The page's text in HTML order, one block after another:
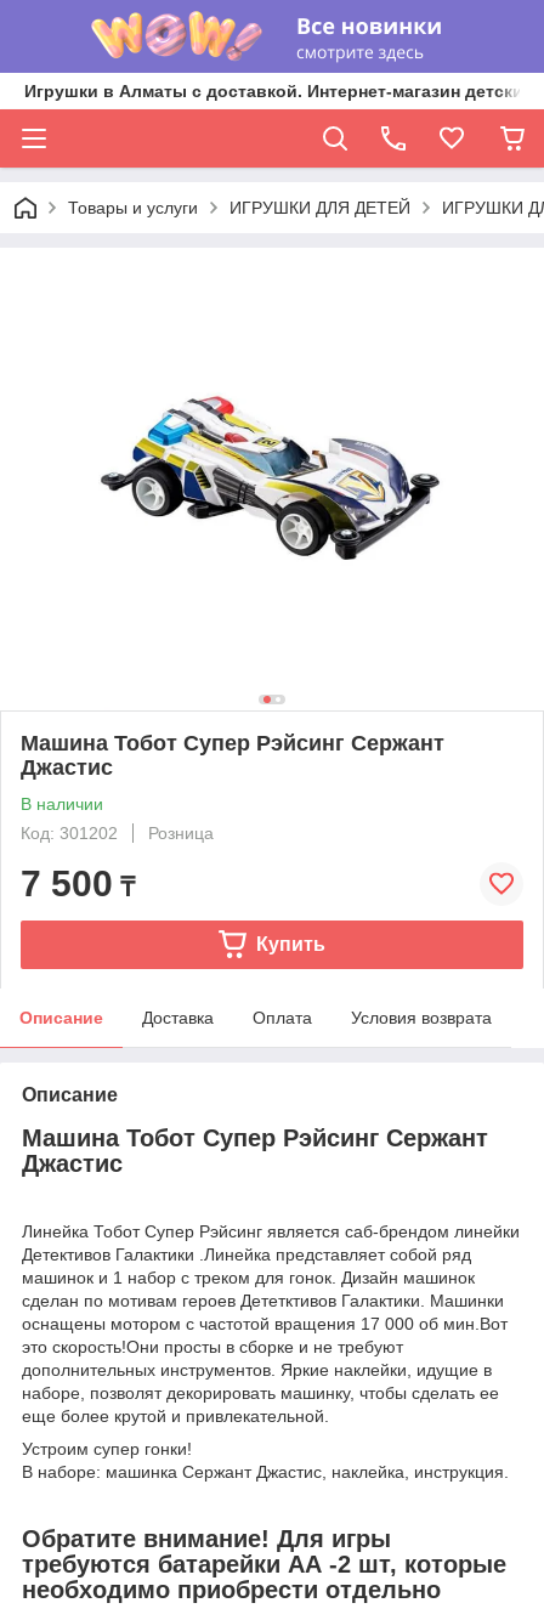
Игрушки в Алматы с доставкой. Интернет-магазин
Товары и услуги ИГРУШКИ ДЛЯ ДЕТЕЙ ИГРУШКИ
Машина Тобот Супер Рэйсинг Сержант
Джастис
В наличии
Код: 301202
Розница
7 500 ₸
Купить
Описание Доставка Оплата Условия возврата
Описание
Машина Тобот Супер Рэйсинг Сержант
Джастис
Линейка Тобот Супер Рэйсинг является саб-брендом линейки
Детективов Галактики .Линейка представляет собой ряд
машинок и 1 набор с треком для гонок. Дизайн машинок
сделан по мотивам героев Дететктивов Галактики. Машинки
оснащены мотором с частотой вращения 17 000 об мин.Вот
это скорость!Они просты в сборке и не требуют
дополнительных инструментов. Яркие наклейки, идущие в
наборе, позволят декорировать машинку, чтобы сделать ее
еще более крутой и привлекательной.
Устроим супер гонки!
В наборе: машинка Сержант Джастис, наклейка, инструкция.
Обратите внимание! Для игры
требуются батарейки АА -2 шт, которые
необходимо приобрести отдельно